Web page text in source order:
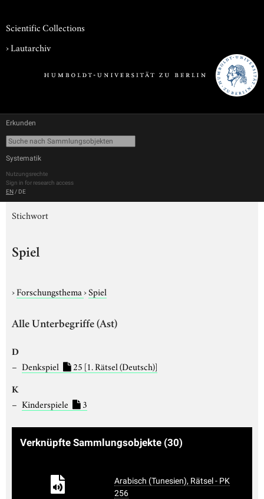
Scientific Collections
›Lautarchiv
Erkunden
Systematik
Nutzungsrechte
Sign in for research access
EN / DE
Stichwort
Spiel
›Forschungsthema›Spiel
Alle Unterbegriffe (Ast)
D
Denkspiel 25 [1. Rätsel (Deutsch)]
K
Kinderspiele 3
Verknüpfte Sammlungsobjekte (30)
Arabisch (Tunesien), Rätsel - PK
256